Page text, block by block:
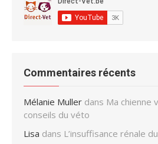
Commentaires récents
Mélanie Muller dans Ma chienne
conseils du véto
Lisa dans L’insuffisance rénale